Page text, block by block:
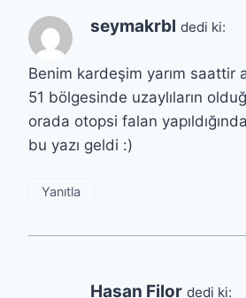
seymakrbl dedi ki:
Benim kardeşim yarım saattir
51 bölgesinde uzaylıların
orada otopsi falan
bu yazı geldi :)
Yanıtla
Hasan Filor dedi ki: